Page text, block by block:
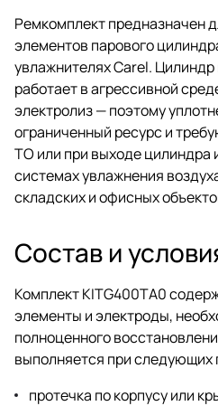
Ремкомплект предназначен
элементов парового
увлажнителях Carel. Цилиндр
работает в агрессивной
электролиз — поэтому
ограниченный ресурс и
ТО или при выходе цилиндра
системах увлажнения
складских и офисных
Состав и
Комплект KITG400TA0
элементы и электроды,
полноценного
выполняется при следующих
протечка по корпусу или